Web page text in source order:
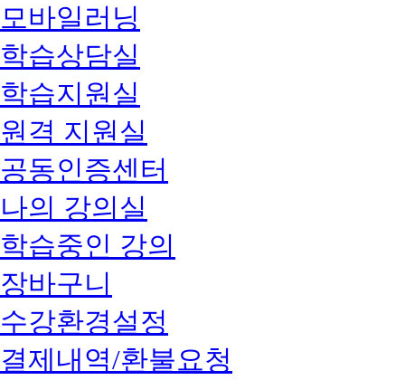
모바일러닝
학습상담실
학습지원실
원격 지원실
공동인증센터
나의 강의실
학습중인 강의
장바구니
수강환경설정
결제내역/환불요청